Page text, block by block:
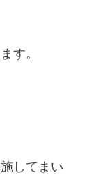
す。
してまい